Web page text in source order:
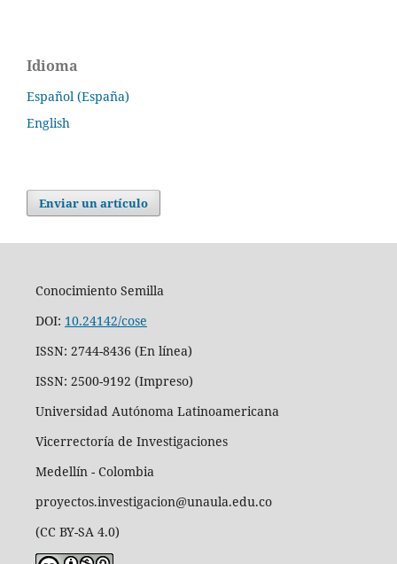
Idioma
Español (España)
English
Enviar un artículo
Conocimiento Semilla
DOI: 10.24142/cose
ISSN: 2744-8436 (En línea)
ISSN: 2500-9192 (Impreso)
Universidad Autónoma Latinoamericana
Vicerrectoría de Investigaciones
Medellín - Colombia
proyectos.investigacion@unaula.edu.co
(CC BY-SA 4.0)